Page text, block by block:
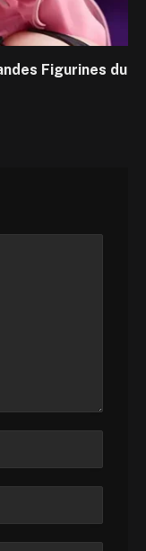
Figurines du